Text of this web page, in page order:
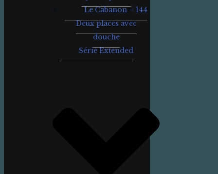
Le Cabanon – 144
Deux places avec
douche
Série Extended